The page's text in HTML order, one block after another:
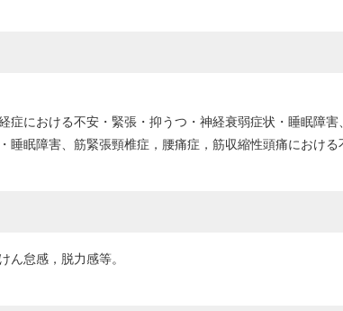
症における不安・緊張・抑うつ・神経衰弱症状・睡眠障
睡眠障害、筋緊張頸椎症，腰痛症，筋収縮性頭痛におけ
ん怠感，脱力感等。